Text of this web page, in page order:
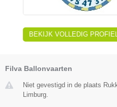
BEKIJK VOLLEDIG PROFIEL
Filva Ballonvaarten
Niet gevestigd in de plaats
Limburg.